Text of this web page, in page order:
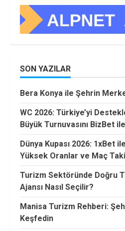
SON YAZILAR
Bera Konya ile Şehrin
WC 2026: Türkiye’yi
Büyük Turnuvasını BizBet
Dünya Kupası 2026: 1xBet
Yüksek Oranlar ve Maç
Turizm Sektöründe Doğru
Ajansı Nasıl Seçilir?
Manisa Turizm Rehberi:
Keşfedin